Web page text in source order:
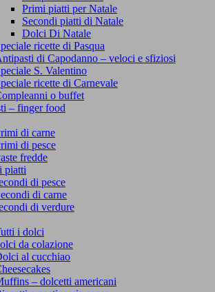
Primi piatti per Natale
Secondi piatti di Natale
Dolci Di Natale
ricette di Pasqua
di Capodanno – veloci e sfiziosi
S. Valentino
ricette di Carnevale
o buffet
– finger food
di carne
di pesce
fredde
piatti
di pesce
di carne
di verdure
i dolci
da colazione
al cucchiao
– dolcetti americani